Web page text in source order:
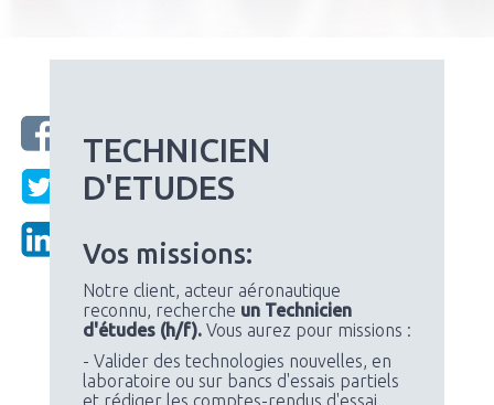
TECHNICIEN
D'ETUDES
Vos missions:
Notre client, acteur aéronautique
reconnu, recherche un Technicien
d'études (h/f). Vous aurez pour missions :
- Valider des technologies nouvelles, en
laboratoire ou sur bancs d'essais partiels
et rédiger les comptes-rendus d'essai.